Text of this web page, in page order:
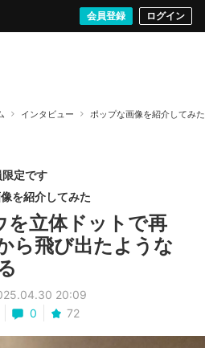
会員登録 ログイン
音楽・映像 ゲームストリート
インタビュー ポップな画像を紹介してみた
定です
を紹介してみた
を立体ドットで再
ら飛び出たような
20:09
0 72